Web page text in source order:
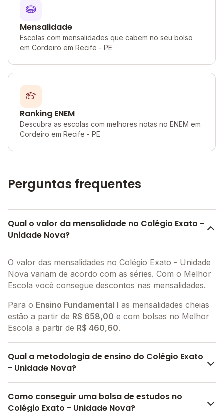
Mensalidade
Escolas com mensalidades que cabem no seu bolso
em Cordeiro em Recife - PE
Ranking ENEM
Descubra as escolas com melhores notas no ENEM em
Cordeiro em Recife - PE
Perguntas frequentes
Qual o valor da mensalidade no Colégio Exato -
Unidade Nova?
O valor das mensalidades no Colégio Exato - Unidade
Nova variam de acordo com as séries. Com o Melhor
Escola você consegue descontos nas mensalidades.
Para o Ensino Fundamental I as mensalidades cheias
estão a partir de R$ 658,00 e com bolsas no Melhor
Escola a partir de R$ 460,60.
Qual a metodologia de ensino do Colégio Exato
- Unidade Nova?
A metodologia é um conjunto de métodos e práticas
adotados pela escola no processo de ensino e
Como conseguir uma bolsa de estudos no
Colégio Exato - Unidade Nova?